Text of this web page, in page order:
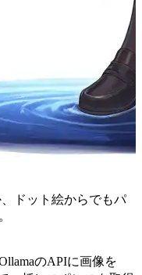
ドット絵からでもパ
のAPIに画像を